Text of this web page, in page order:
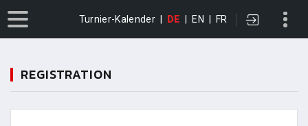
Turnier-Kalender DE EN FR
REGISTRATION